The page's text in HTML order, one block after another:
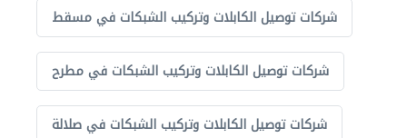
شركات توصيل الكابلات وتركيب الشبكات في مسقط
شركات توصيل الكابلات وتركيب الشبكات في مطرح
شركات توصيل الكابلات وتركيب الشبكات في صلالة